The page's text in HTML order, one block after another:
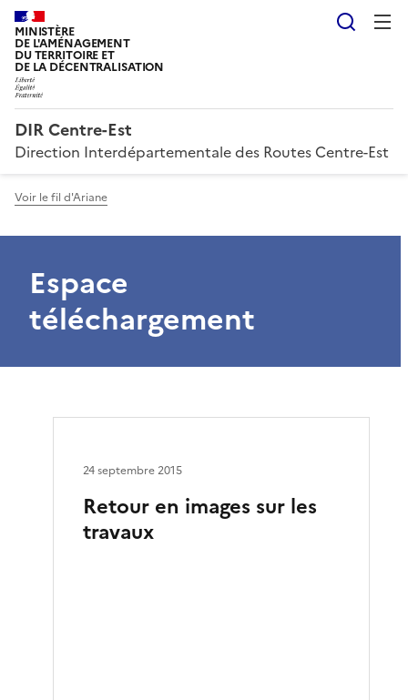
MINISTÈRE
DE L'AMÉNAGEMENT
DU TERRITOIRE ET
DE LA DÉCENTRALISATION
DIR Centre-Est
Direction Interdépartementale des Routes Centre-Est
Voir le fil d'Ariane
Espace
téléchargement
Retour en images sur les
travaux
24 septembre 2015